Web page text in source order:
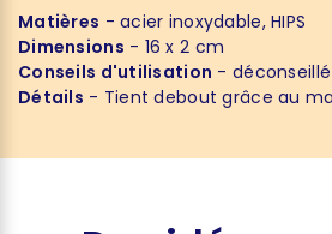
Matières - acier inoxydable, HIPS
Dimensions - 16 x 2 cm
Conseils d'utilisation -
Détails - Tient debout grâce au